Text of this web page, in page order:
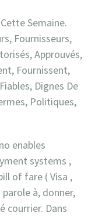
Semaine.
Fournisseurs,
Approuvés,
Fournissent,
Dignes De
Politiques,
enables
systems ,
of fare ( Visa ,
à, donner,
courrier. Dans